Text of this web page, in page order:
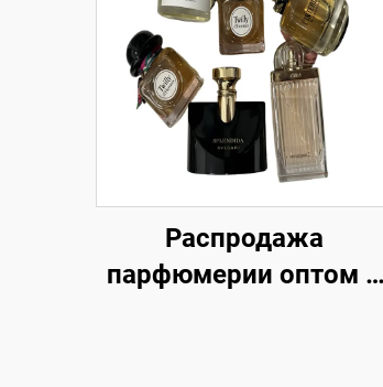
Распродажа
парфюмерии оптом –